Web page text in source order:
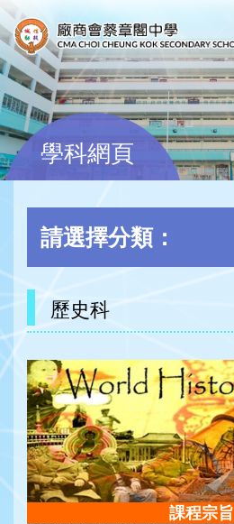
學科網頁
請選擇分類：
歷史科
課程宗旨